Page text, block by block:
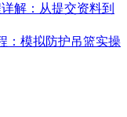
解：从提交资料到
：模拟防护吊篮实操